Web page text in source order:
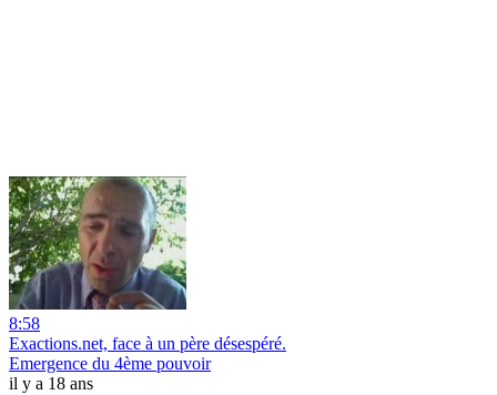
8:58
Exactions.net, face à un père désespéré.
Emergence du 4ème pouvoir
il y a 18 ans